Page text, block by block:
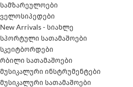
სამზარეულოები
ველოსიპედები
New Arrivals - სიახლე
სპორტული სათამაშოები
სკეიტბორდები
რბილი სათამაშოები
მუსიკალური ინსტრუმენტები
მუსიკალური სათამაშოები